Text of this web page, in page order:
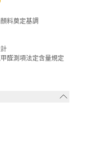
料奠定基調
醛測項法定含量規定